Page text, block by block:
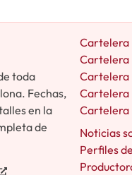
toda
Fechas,
en la
de
Cartelera
Cartelera
Cartelera
Cartelera
Cartelera
Noticias
Perfiles